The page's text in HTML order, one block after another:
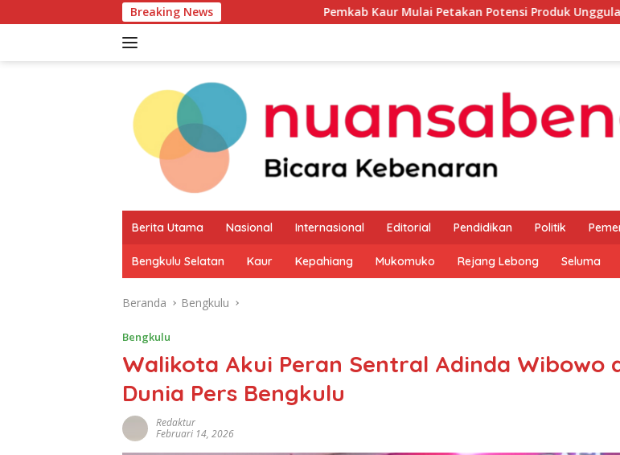
ke
Breaking News Pemkab Kaur Mulai Petakan Potensi Produk Unggulan UMKM Melalui
Berita Utama Nasional Internasional Editorial Pendidikan Politik
Bengkulu Selatan Kaur Kepahiang Mukomuko Rejang Lebong Seluma
Beranda Bengkulu
Bengkulu
Walikota Akui Peran Sentral Adinda Wibowo
Dunia Pers Bengkulu
Redaktur
Februari 14, 2026